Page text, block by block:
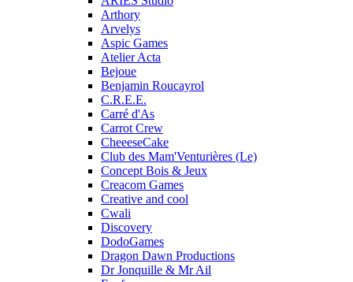
Arthory
Arvelys
Aspic Games
Atelier Acta
Bejoue
Benjamin Roucayrol
C.R.E.E.
Carré d'As
Carrot Crew
CheeeseCake
Club des Mam'Venturières (Le)
Concept Bois & Jeux
Creacom Games
Creative and cool
Cwali
Discovery
DodoGames
Dragon Dawn Productions
Dr Jonquille & Mr Ail